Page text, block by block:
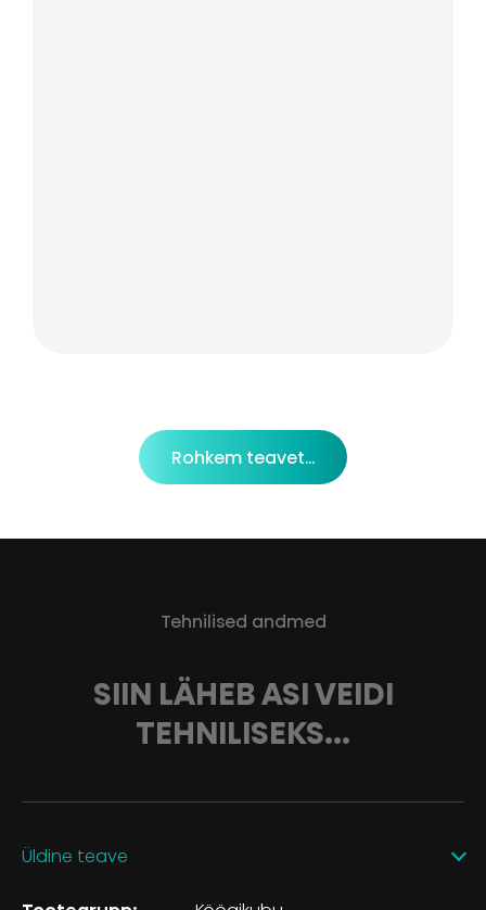
Rohkem teavet...
Tehnilised andmed
SIIN LÄHEB ASI VEIDI
TEHNILISEKS...
Üldine teave